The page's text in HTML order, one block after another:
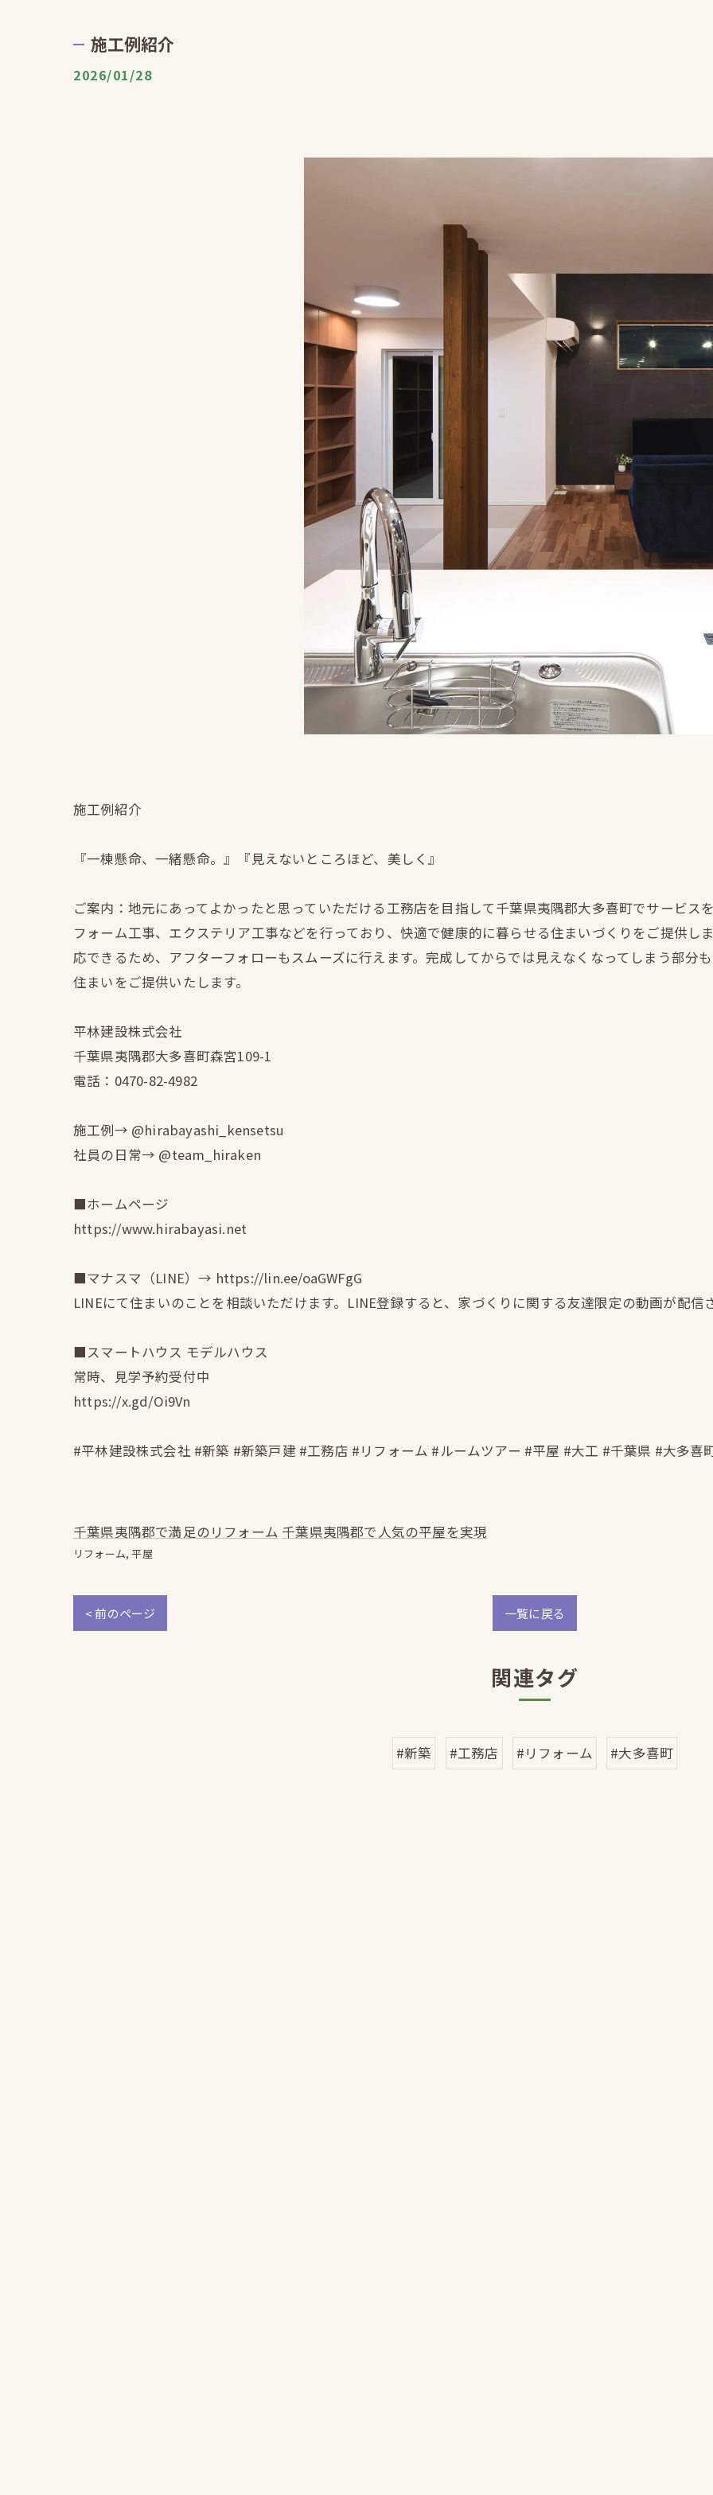
施工例紹介
2026/01/28
施工例紹介
『一棟懸命、一緒懸命。』『見えないところほど、美しく』
ご案内：地元にあってよかったと思っていただける工務店を目指して千葉県夷隅郡大多喜町でサービス
フォーム工事、エクステリア工事などを行っており、快適で健康的に暮らせる住まいづくりをご提供し
応できるため、アフターフォローもスムーズに行えます。完成してからでは見えなくなってしまう部分
住まいをご提供いたします。
平林建設株式会社
千葉県夷隅郡大多喜町森宮109-1
電話：0470-82-4982
施工例→ @hirabayashi_kensetsu
社員の日常→ @team_hiraken
■ホームページ
https://www.hirabayasi.net
■マナスマ（LINE）→ https://lin.ee/oaGWFgG
LINEにて住まいのことを相談いただけます。LINE登録すると、家づくりに関する友達限定の動画が配信
■スマートハウス モデルハウス
常時、見学予約受付中
https://x.gd/Oi9Vn
#平林建設株式会社 #新築 #新築戸建 #工務店 #リフォーム #ルームツアー #平屋 #大工 #千葉県 #大多喜
千葉県夷隅郡で満足のリフォーム 千葉県夷隅郡で人気の平屋を実現
リフォーム 平屋
< 前のページ 一覧に戻る
関連タグ
#新築 #工務店 #リフォーム #大多喜町